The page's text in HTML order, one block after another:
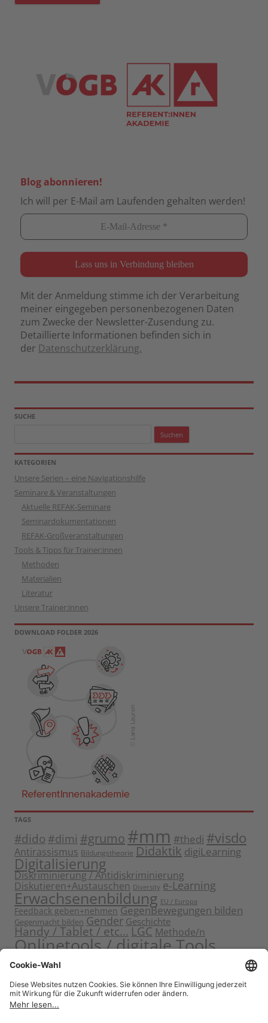
Blog abonnieren!
Ich will per E-Mail am Laufenden gehalten werden!
Mit der Anmeldung stimme ich der Verarbeitung
meiner eingegeben personenbezogenen Daten
zum Zwecke der Newsletter-Zusendung zu.
Detaillierte Informationen befinden sich in
der Datenschutzerklärung.
SUCHE
KATEGORIEN
Unsere Serien – eine Navigationshilfe
Seminare & Veranstaltungen
Aktuelle REFAK-Seminare
Seminardokumentationen
REFAK-Großveranstaltungen
Tools & Tipps für Trainer:innen
Methoden
Materialien
Literatur
Unsere Trainer:innen
DOWNLOAD FOLDER 2026
TAGS
#dido #dimi #grumo #mm #thedi #visdo
Antirassismus Bildungstheorie Didaktik digiLearning
Digitalisierung
Diskriminierung / Antidiskriminierung
Diskutieren+Austauschen Diversity e-Learning
Erwachsenenbildung EU / Europa
Feedback geben+nehmen GegenBewegungen bilden
Gegenmacht bilden Gender Geschichte
Handy / Tablet / etc... LGC Methode/n
Onlinetools / digitale Tools
Politische Bildung
Sensibilisieren Sichern+Verankern Solidarität
Starten+Kennenlernen Tagung
Teamentwicklung+Gruppendynamik